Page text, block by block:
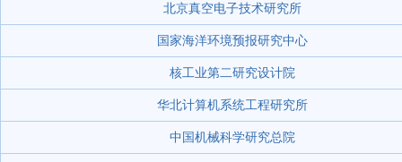
北京真空电子技术研究所
国家海洋环境预报研究中心
核工业第二研究设计院
华北计算机系统工程研究所
中国机械科学研究总院